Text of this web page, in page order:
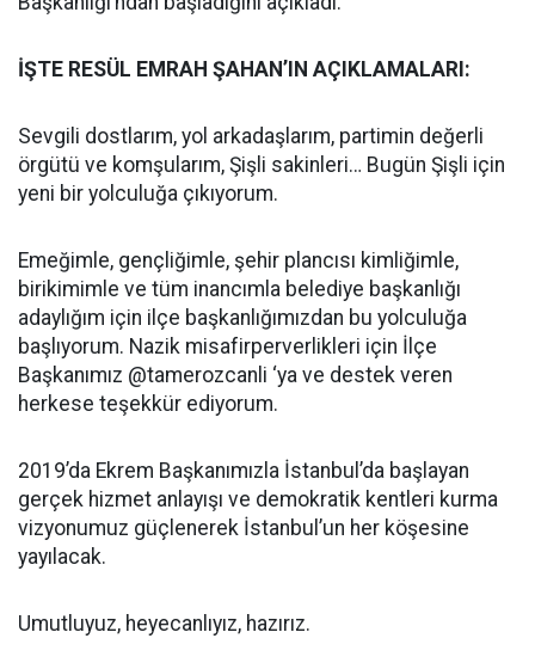
İŞTE RESÜL EMRAH ŞAHAN’IN AÇIKLAMALARI:
Sevgili dostlarım, yol arkadaşlarım, partimin değerli
örgütü ve komşularım, Şişli sakinleri… Bugün Şişli için
yeni bir yolculuğa çıkıyorum.
Emeğimle, gençliğimle, şehir plancısı kimliğimle,
birikimimle ve tüm inancımla belediye başkanlığı
adaylığım için ilçe başkanlığımızdan bu yolculuğa
başlıyorum. Nazik misafirperverlikleri için İlçe
Başkanımız @tamerozcanli ‘ya ve destek veren
herkese teşekkür ediyorum.
2019’da Ekrem Başkanımızla İstanbul’da başlayan
gerçek hizmet anlayışı ve demokratik kentleri kurma
vizyonumuz güçlenerek İstanbul’un her köşesine
yayılacak.
Umutluyuz, heyecanlıyız, hazırız.